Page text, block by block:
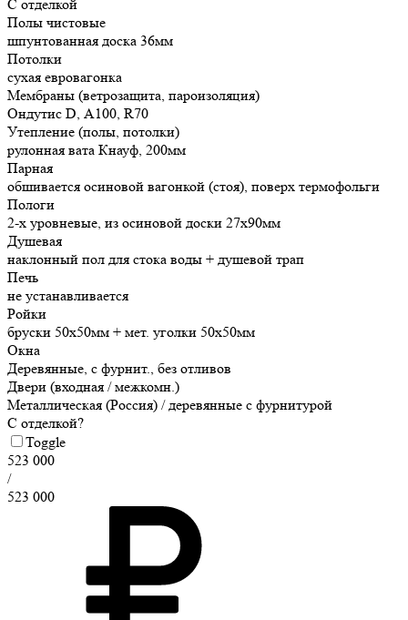
С отделкой
Полы чистовые
шпунтованная доска 36мм
Потолки
сухая евровагонка
Мембраны (ветрозащита, пароизоляция)
Ондутис D, А100, R70
Утепление (полы, потолки)
рулонная вата Кнауф, 200мм
Парная
обшивается осиновой вагонкой (стоя), поверх термофольги
Пологи
2-х уровневые, из осиновой доски 27х90мм
Душевая
наклонный пол для стока воды + душевой трап
Печь
не устанавливается
Ройки
бруски 50х50мм + мет. уголки 50х50мм
Окна
Деревянные, с фурнит., без отливов
Двери (входная / межкомн.)
Металлическая (Россия) / деревянные с фурнитурой
С отделкой?
Toggle
523 000
/
523 000